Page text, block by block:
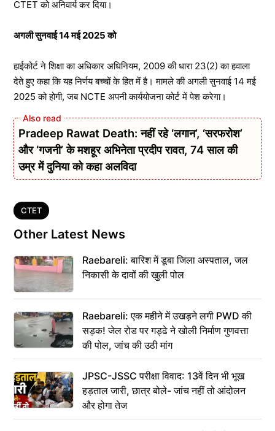
CTET को अनिवार्य कर दिया।
अगली सुनवाई 14 मई 2025 को
हाईकोर्ट ने शिक्षा का अधिकार अधिनियम, 2009 की धारा 23(2) का हवाला
देते हुए कहा कि यह निर्णय बच्चों के हित में है। मामले की अगली सुनवाई 14 मई
2025 को होगी, जब NCTE अपनी कार्ययोजना कोर्ट में पेश करेगा।
Pradeep Rawat Death: नहीं रहे ‘लगान’, ‘सरफरोश’
और ‘गजनी’ के मशहूर अभिनेता प्रदीप रावत, 74 साल की
उम्र में दुनिया को कहा अलविदा
Tags
CTET
Other Latest News
Raebareli: बारिश में डूबा जिला अस्पताल, जल
निकासी के दावों की खुली पोल
Raebareli: एक महीने में उखड़ने लगी PWD की
सड़क! जेल रोड पर गड्ढे ने खोली निर्माण गुणवत्ता
की पोल, जांच की उठी मांग
JPSC-JSSC परीक्षा विवाद: 13वें दिन भी भूख
हड़ताल जारी, छात्र बोले- जांच नहीं तो आंदोलन
और होगा तेज